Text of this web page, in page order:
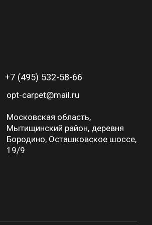
+7 (495) 532-58-66
opt-carpet@mail.ru
Московская область,
Мытищинский район, деревня
Бородино, Осташковское шоссе,
19/9